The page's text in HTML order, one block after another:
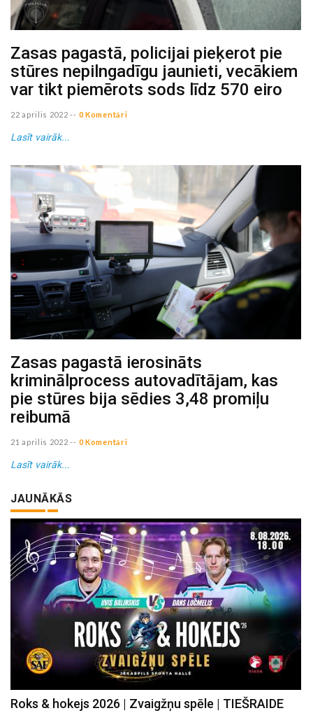
Zasas pagastā, policijai pieķerot pie
stūres nepilngadīgu jaunieti, vecākiem
var tikt piemērots sods līdz 570 eiro
22 aprilis 2022 -- 0 Komentāri
Lasīt vairāk...
Zasas pagastā ierosināts
kriminālprocess autovadītājam, kas
pie stūres bija sēdies 3,48 promiļu
reibumā
21 aprilis 2022 -- 0 Komentāri
Lasīt vairāk...
JAUNĀKĀS
Roks & hokejs 2026 | Zvaigžņu spēle | TIEŠRAIDE